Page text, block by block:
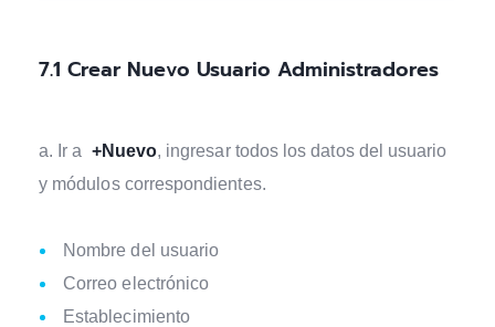
7.1 Crear Nuevo Usuario Administradores
a. Ir a +Nuevo, ingresar todos los datos del usuario
y módulos correspondientes.
Nombre del usuario
Correo electrónico
Establecimiento